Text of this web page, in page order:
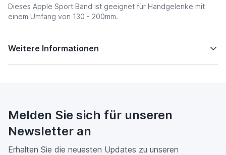
Dieses Apple Sport Band ist geeignet für Handgelenke mit
einem Umfang von 130 - 200mm.
Weitere Informationen
Melden Sie sich für unseren
Newsletter an
Erhalten Sie die neuesten Updates zu unseren